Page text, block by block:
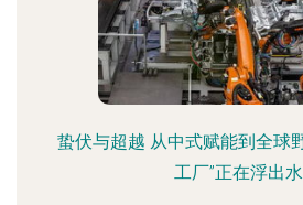
蛰伏与超越 从中式赋能到全球
工厂”正在浮出